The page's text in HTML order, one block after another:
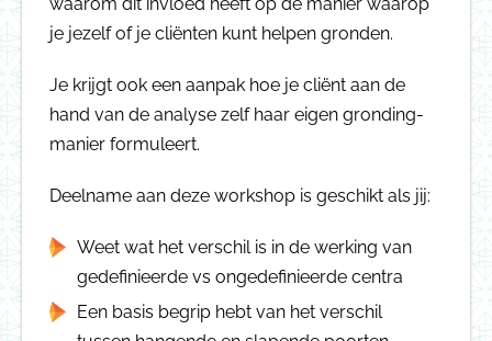
waarom dit invloed heeft op de manier waarop
je jezelf of je cliënten kunt helpen gronden.
Je krijgt ook een aanpak hoe je cliënt aan de
hand van de analyse zelf haar eigen gronding-
manier formuleert.
Deelname aan deze workshop is geschikt als jij:
Weet wat het verschil is in de werking van
gedefinieerde vs ongedefinieerde centra
Een basis begrip hebt van het verschil